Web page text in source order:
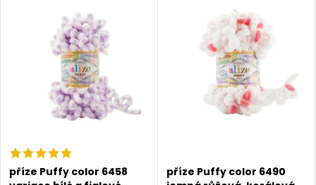
příze Puffy color 6458
příze Puffy color 6490
Doprava a platby